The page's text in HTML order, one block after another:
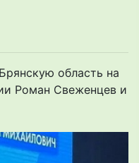
область на
Роман Свеженцев и